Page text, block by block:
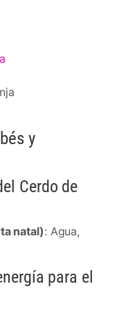
y
Cerdo de
natal): Agua,
para el